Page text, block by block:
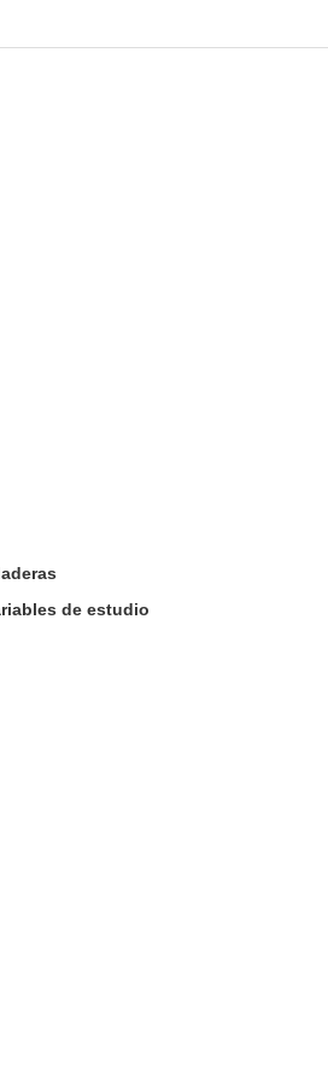
de estudio